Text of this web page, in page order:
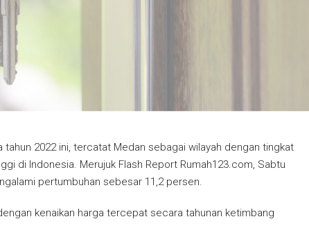
2022 ini, tercatat Medan sebagai wilayah dengan tingkat
di Indonesia. Merujuk Flash Report Rumah123.com, Sabtu
pertumbuhan sebesar 11,2 persen.
kenaikan harga tercepat secara tahunan ketimbang